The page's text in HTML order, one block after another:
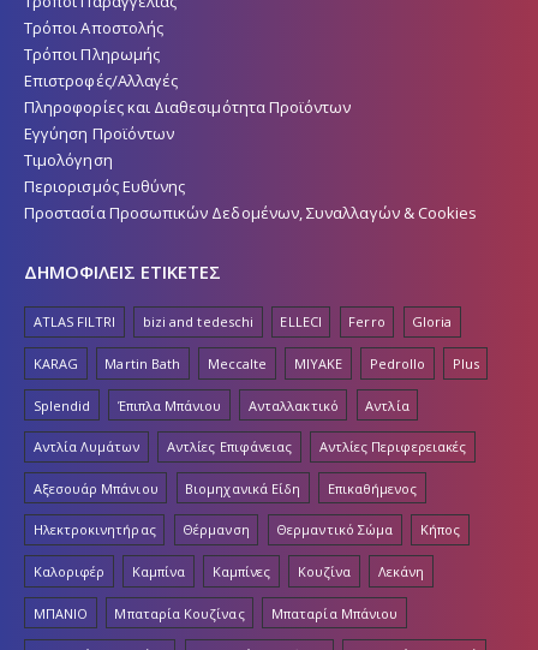
Τρόποι Αποστολής
Τρόποι Πληρωμής
Επιστροφές/Αλλαγές
Πληροφορίες και Διαθεσιμότητα Προϊόντων
Εγγύηση Προϊόντων
Τιμολόγηση
Περιορισμός Ευθύνης
Προστασία Προσωπικών Δεδομένων, Συναλλαγών & Cookies
ΔΗΜΟΦΙΛΕΙΣ ΕΤΙΚΕΤΕΣ
ATLAS FILTRI bizi and tedeschi ELLECI Ferro Gloria
KARAG Martin Bath Meccalte MIYAKE Pedrollo Plus
Splendid Έπιπλα Μπάνιου Ανταλλακτικό Αντλία
Αντλία Λυμάτων Αντλίες Επιφάνειας Αντλίες Περιφερειακές
Αξεσουάρ Μπάνιου Βιομηχανικά Είδη Επικαθήμενος
Ηλεκτροκινητήρας Θέρμανση Θερμαντικό Σώμα Κήπος
Καλοριφέρ Καμπίνα Καμπίνες Κουζίνα Λεκάνη
ΜΠΑΝΙΟ Μπαταρία Κουζίνας Μπαταρία Μπάνιου